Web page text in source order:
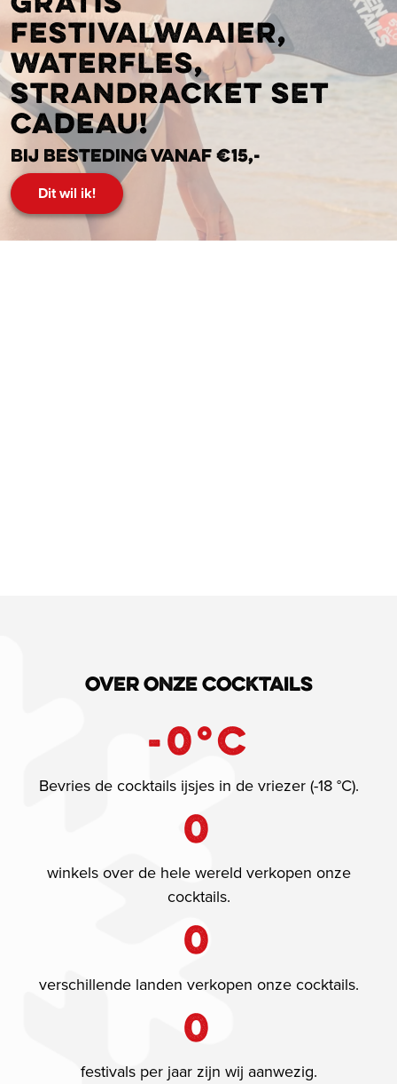
festivalwaaier,
waterfles,
strandracket set
cadeau!
Bij besteding vanaf €15,-
Dit wil ik!
Over onze cocktails
-0°C
Bevries de cocktails ijsjes in de vriezer (-18 °C).
0
winkels over de hele wereld verkopen onze
cocktails.
0
verschillende landen verkopen onze cocktails.
0
festivals per jaar zijn wij aanwezig.